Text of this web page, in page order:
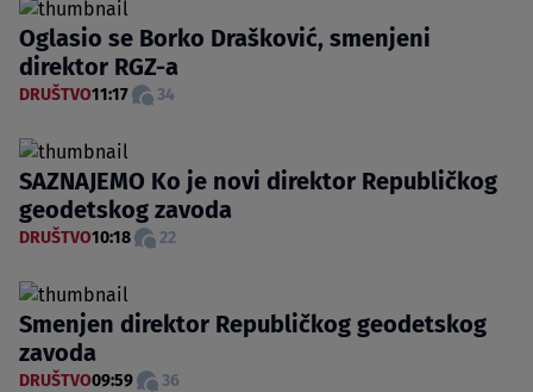
Oglasio se Borko Drašković, smenjeni
direktor RGZ-a
DRUŠTVO11:17 34
SAZNAJEMO Ko je novi direktor Republičkog
geodetskog zavoda
DRUŠTVO10:18 22
Smenjen direktor Republičkog geodetskog
zavoda
DRUŠTVO09:59 36